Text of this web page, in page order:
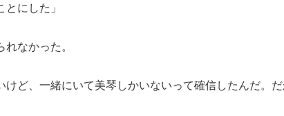
にした」
なかった。
けど、一緒にいて美琴しかいないって確信したんだ。